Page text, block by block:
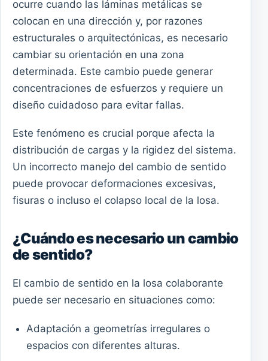
ocurre cuando las láminas metálicas se
colocan en una dirección y, por razones
estructurales o arquitectónicas, es necesario
cambiar su orientación en una zona
determinada. Este cambio puede generar
concentraciones de esfuerzos y requiere un
diseño cuidadoso para evitar fallas.
Este fenómeno es crucial porque afecta la
distribución de cargas y la rigidez del sistema.
Un incorrecto manejo del cambio de sentido
puede provocar deformaciones excesivas,
fisuras o incluso el colapso local de la losa.
¿Cuándo es necesario un cambio
de sentido?
El cambio de sentido en la losa colaborante
puede ser necesario en situaciones como:
Adaptación a geometrías irregulares o
espacios con diferentes alturas.